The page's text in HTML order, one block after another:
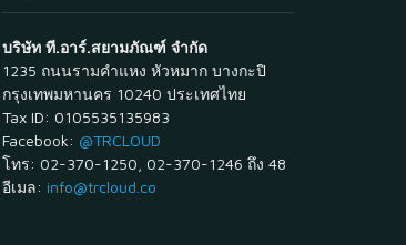
บริษัท ที.อาร์.สยามภัณฑ์ จำกัด
1235 ถนนรามคำแหง หัวหมาก บางกะปิ
กรุงเทพมหานคร 10240 ประเทศไทย
Tax ID: 0105535135983
Facebook: @TRCLOUD
โทร: 02-370-1250, 02-370-1246 ถึง 48
อีเมล: info@trcloud.co